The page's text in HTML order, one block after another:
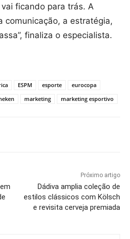
ficando para trás. A
comunicação, a estratégia,
finaliza o especialista.
ESPM esporte
eurocopa
marketing marketing esportivo
Próximo artigo
Dádiva amplia coleção de
estilos clássicos com Kölsch
e revisita cerveja premiada